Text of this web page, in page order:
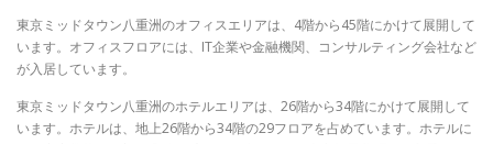
東京ミッドタウン八重洲のオフィスエリアは、4階から45階にかけて展開して
います。オフィスフロアには、IT企業や金融機関、コンサルティング会社など
が入居しています。
東京ミッドタウン八重洲のホテルエリアは、26階から34階にかけて展開して
います。ホテルは、地上26階から34階の29フロアを占めています。ホテルに